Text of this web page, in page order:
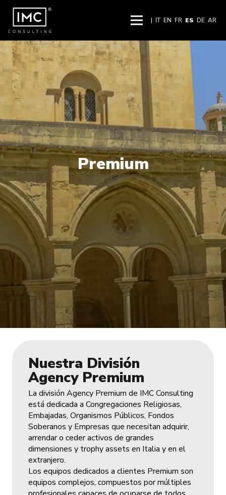
| IT EN FR ES DE AR
Premium
Nuestra División
Agency Premium
La división Agency Premium de IMC Consulting
está dedicada a Congregaciones Religiosas,
Embajadas, Organismos Públicos, Fondos
Soberanos y Empresas que necesitan adquirir,
arrendar o ceder activos de grandes
dimensiones y trophy assets en Italia y en el
extranjero.
Los equipos dedicados a clientes Premium son
equipos complejos, compuestos por múltiples